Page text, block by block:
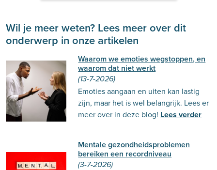
Wil je meer weten? Lees meer over dit
onderwerp in onze artikelen
Waarom we emoties wegstoppen, en
waarom dat niet werkt
(13-7-2026)
Emoties aangaan en uiten kan lastig
zijn, maar het is wel belangrijk. Lees er
meer over in deze blog! Lees verder
Mentale gezondheidsproblemen
bereiken een recordniveau
(3-7-2026)